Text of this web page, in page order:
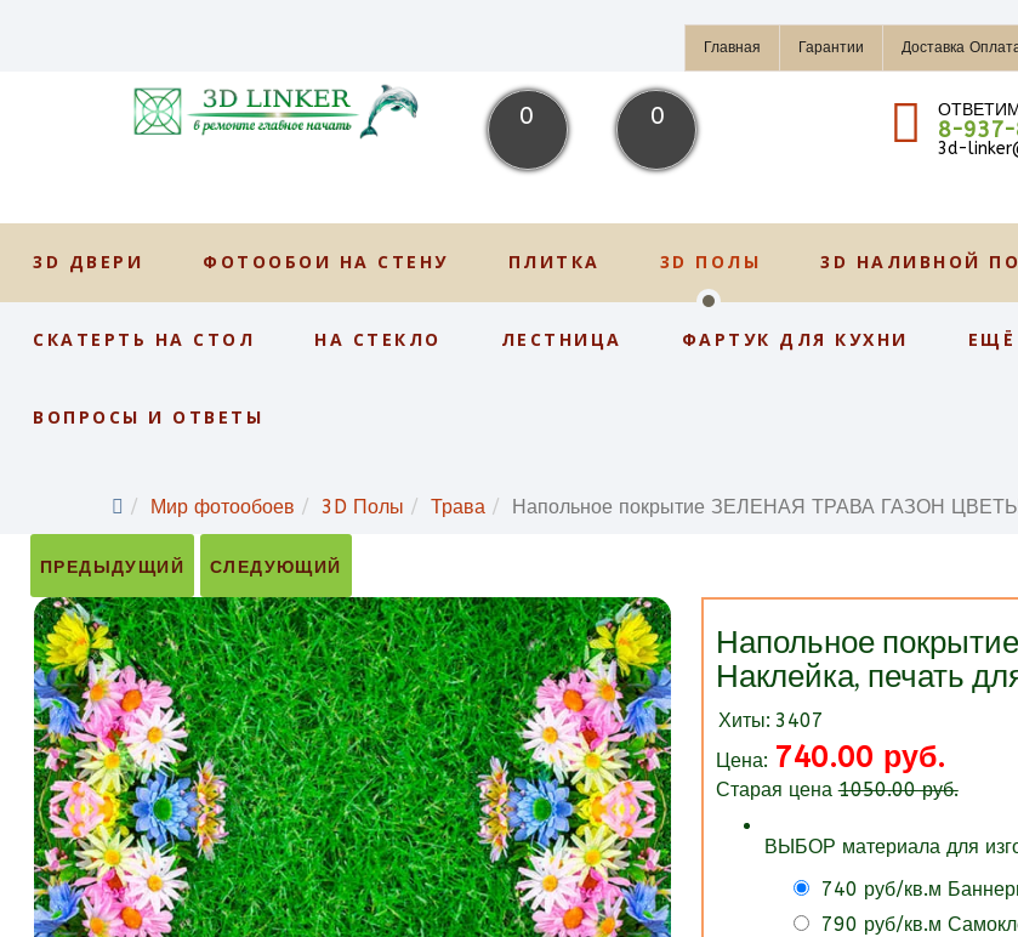
Главная Гарантии Доставка
0 0 8-
3d-
3D ДВЕРИ ФОТООБОИ НА СТЕНУ ПЛИТКА 3D ПОЛЫ 3D НАЛИВНОЙ
СКАТЕРТЬ НА СТОЛ НА СТЕКЛО ЛЕСТНИЦА ФАРТУК ДЛЯ КУХНИ ЕЩЁ
ВОПРОСЫ И ОТВЕТЫ
Мир фотообоев 3D Полы Трава Напольное покрытие ЗЕЛЕНАЯ ТРАВА ГАЗОН ЦВЕТЫ.
ПРЕДЫДУЩИЙ СЛЕДУЮЩИЙ
Напольное
Наклейка, печать
Хиты: 3407
Цена: 740.00 руб.
Старая цена1050.00 руб.
ВЫБОР материала для
740 руб/кв.м
790 руб/кв.м